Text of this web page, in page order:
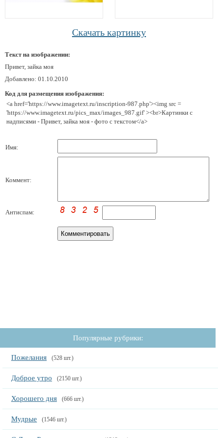
Скачать картинку
Текст на изображении:
Привет, зайка моя
Добавлено: 01.10.2010
Код для размещения изображения:
<a href='https://www.imagetext.ru/inscription-987.php'><img src =
'https://www.imagetext.ru/pics_max/images_987.gif' ><br>Картинки с
надписями - Привет, зайка моя - фото с текстом</a>
Имя:
Коммент:
Антиспам:
Популярные рубрики:
Пожелания (528 шт.)
Доброе утро (2150 шт.)
Хорошего дня (666 шт.)
Мудрые (1546 шт.)